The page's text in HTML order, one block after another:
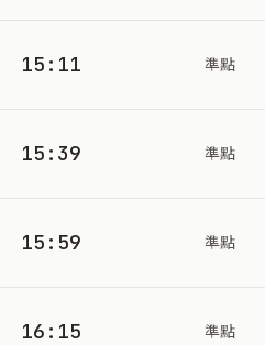
15:11 準點
15:39 準點
15:59 準點
16:15 準點